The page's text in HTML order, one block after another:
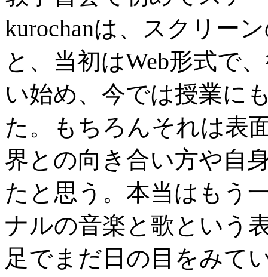
kurochanは、スクリー
と、当初はWeb形式で
い始め、今では授業に
た。もちろんそれは表
界との向き合い方や自
たと思う。本当はもう
ナルの音楽と歌という
足でまだ日の目をみて